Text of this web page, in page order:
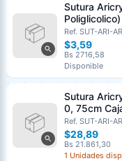
Sutura
Aguja de 1/
26mm
Ref. SUT-ARI-
$3,59
Bs 2716,58
Disponible
Sutura
0, 75cm
Aguja de 1/
Ref. SUT-ARI-
$28,89
Bs 21.861,30
1 Unidades